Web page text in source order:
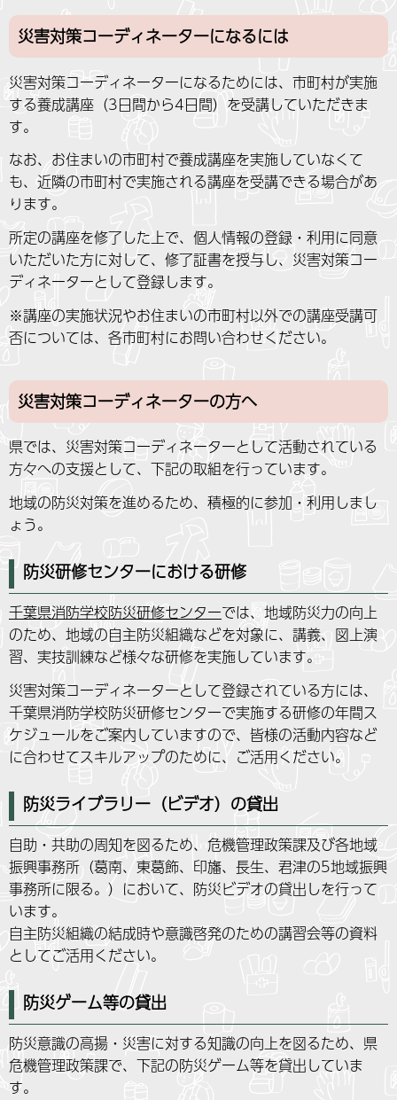
災害対策コーディネーターになるには
災害対策コーディネーターになるためには、市町村が実施
する養成講座（3日間から4日間）を受講していただきま
す。
なお、お住まいの市町村で養成講座を実施していなくて
も、近隣の市町村で実施される講座を受講できる場合があ
ります。
所定の講座を修了した上で、個人情報の登録・利用に同意
いただいた方に対して、修了証書を授与し、災害対策コー
ディネーターとして登録します。
※講座の実施状況やお住まいの市町村以外での講座受講可
否については、各市町村にお問い合わせください。
災害対策コーディネーターの方へ
県では、災害対策コーディネーターとして活動されている
方々への支援として、下記の取組を行っています。
地域の防災対策を進めるため、積極的に参加・利用しまし
ょう。
防災研修センターにおける研修
千葉県消防学校防災研修センターでは、地域防災力の向上
のため、地域の自主防災組織などを対象に、講義、図上演
習、実技訓練など様々な研修を実施しています。
災害対策コーディネーターとして登録されている方には、
千葉県消防学校防災研修センターで実施する研修の年間ス
ケジュールをご案内していますので、皆様の活動内容など
に合わせてスキルアップのために、ご活用ください。
防災ライブラリー（ビデオ）の貸出
自助・共助の周知を図るため、危機管理政策課及び各地域
振興事務所（葛南、東葛飾、印旛、長生、君津の5地域振興
事務所に限る。）において、防災ビデオの貸出しを行って
います。
自主防災組織の結成時や意識啓発のための講習会等の資料
としてご活用ください。
防災ゲーム等の貸出
防災意識の高揚・災害に対する知識の向上を図るため、県
危機管理政策課で、下記の防災ゲーム等を貸出していま
す。